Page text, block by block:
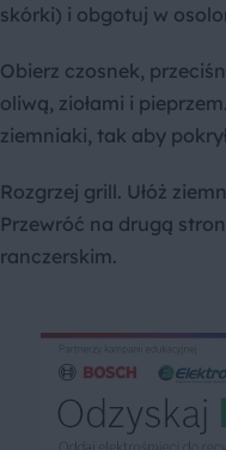
skórki) i obgotuj w
Obierz czosnek,
oliwą, ziołami i
ziemniaki, tak aby
Rozgrzej grill. Ułóż
Przewróć na drugą
ranczerskim.